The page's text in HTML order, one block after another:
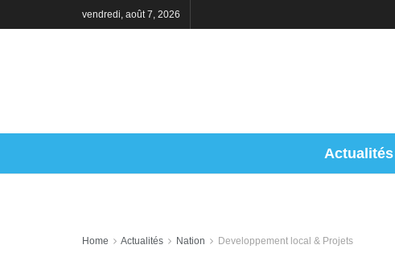
vendredi, août 7, 2026
Actualités
Home Actualités Nation Developpement local & Projets